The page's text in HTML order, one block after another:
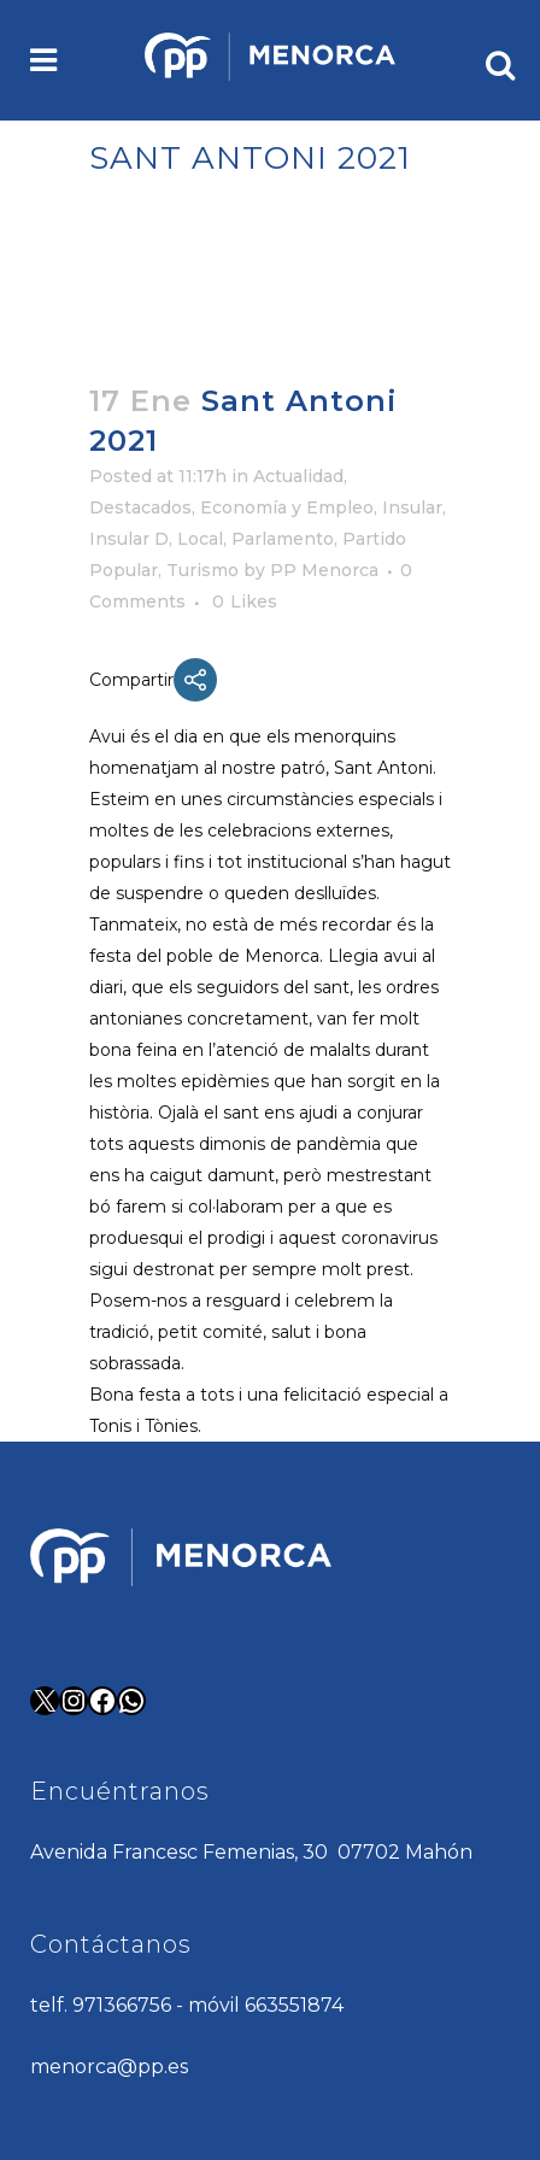
SANT ANTONI 2021
17 Ene Sant Antoni
2021
Posted at 11:17h in Actualidad,
Destacados, Economía y Empleo, Insular,
Insular D, Local, Parlamento, Partido
Popular, Turismo by PP Menorca
0
Comments
0 Likes
Compartir
Avui és el dia en que els menorquins
homenatjam al nostre patró, Sant Antoni.
Esteim en unes circumstàncies especials i
moltes de les celebracions externes,
populars i fins i tot institucional s’han hagut
de suspendre o queden deslluïdes.
Tanmateix, no està de més recordar és la
festa del poble de Menorca. Llegia avui al
diari, que els seguidors del sant, les ordres
antonianes concretament, van fer molt
bona feina en l’atenció de malalts durant
les moltes epidèmies que han sorgit en la
història. Ojalà el sant ens ajudi a conjurar
tots aquests dimonis de pandèmia que
ens ha caigut damunt, però mestrestant
bó farem si col·laboram per a que es
produesqui el prodigi i aquest coronavirus
sigui destronat per sempre molt prest.
Posem-nos a resguard i celebrem la
tradició, petit comité, salut i bona
sobrassada.
Bona festa a tots i una felicitació especial a
Tonis i Tònies.
X Instagram
Facebook
WhatsApp
Encuéntranos
Avenida Francesc Femenias, 30 07702 Mahón
Contáctanos
telf. 971366756 - móvil 663551874
menorca@pp.es